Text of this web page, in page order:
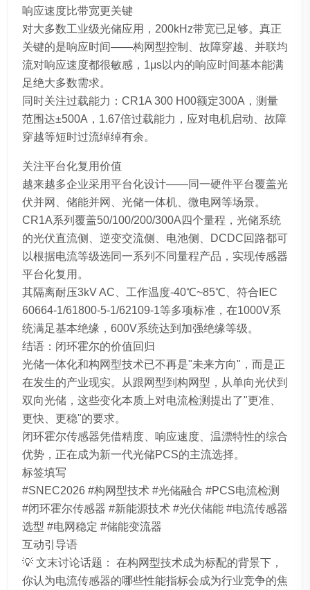
响应速度比带宽更关键
对大多数工业级光储应用，200kHz带宽已足够。真正
关键的是响应时间——构网型控制、故障穿越、并联均
流对响应速度都很敏感，1μs以内的响应时间基本能满
足绝大多数需求。
同时关注过载能力：CR1A 300 H00额定300A，测量
范围达±500A，1.67倍过载能力，应对电机启动、故障
穿越等短时过流绰绰有余。
关注平台化复用价值
越来越多企业采用平台化设计——同一硬件平台覆盖光
伏并网、储能并网、光储一体机、微电网等场景。
CR1A系列覆盖50/100/200/300A四个量程，光储系统
的光伏直流侧、逆变交流侧、电池侧、DCDC回路都可
以根据电流等级选同一系列不同量程产品，实现传感器
平台化复用。
其隔离耐压3kV AC、工作温度-40℃~85℃、符合IEC
60664-1/61800-5-1/62109-1等多项标准，在1000V系
统满足基本绝缘，600V系统达到加强绝缘等级。
结语：闭环霍尔的价值回归
光储一体化和构网型技术已不再是"未来方向"，而是正
在发生的产业现实。从跟网型到构网型，从单向光伏到
双向光储，这些变化本质上对电流检测提出了"更准、
更快、更稳"的要求。
闭环霍尔传感器凭借精度、响应速度、温漂特性的综合
优势，正在成为新一代光储PCS的主流选择。
标签填写
#SNEC2026 #构网型技术 #光储融合 #PCS电流检测
#闭环霍尔传感器 #新能源技术 #光伏储能 #电流传感器
选型 #电网稳定 #储能变流器
互动引导语
💡 文末讨论话题： 在构网型技术成为标配的背景下，
你认为电流传感器的哪些性能指标会成为行业竞争的焦